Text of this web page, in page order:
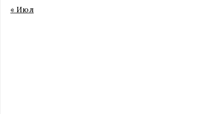
« Июл